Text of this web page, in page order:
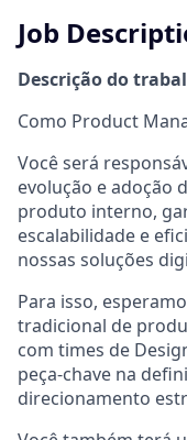
Job
Descrição do
Como Product
Você será
evolução e adoção
produto interno,
escalabilidade e
nossas soluções
Para isso,
tradicional de
com times de
peça-chave na
direcionamento